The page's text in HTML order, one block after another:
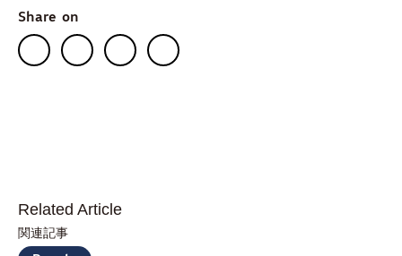
Share on
Related Article
関連記事